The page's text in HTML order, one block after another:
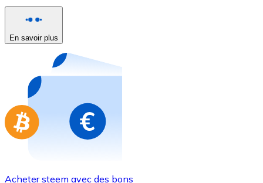
Acheter avec carte
Nouveau
Achetez des cartes-cadeaux de vos marques
Aller à la boutique de cartes-cadeaux
En savoir plus
Acheter steem avec des bons